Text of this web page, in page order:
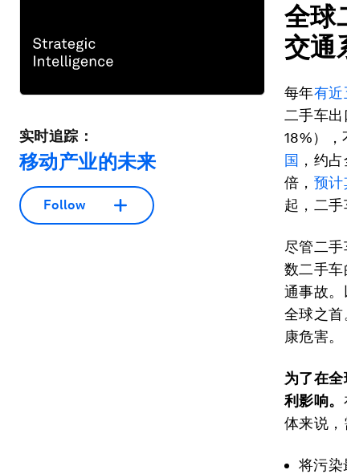
实时追踪：
移动产业的未来
Follow
全球
交通
每年有近
二手车
18%）
国 ，约
倍， 预
起，二手
尽管二手
数二手
通事故
全球之
康危害。
为了在
利影响。
体来说，
将污染